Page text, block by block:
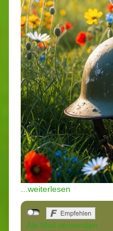
...weiterlesen
Als Mail versenden